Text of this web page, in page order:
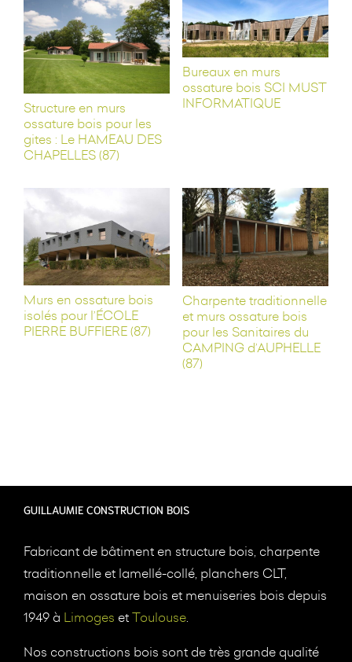
Structure en murs
ossature bois pour les
gites : Le HAMEAU DES
CHAPELLES (87)
Bureaux en murs
ossature bois SCI MUST
INFORMATIQUE
Murs en ossature bois
isolés pour l’ÉCOLE
PIERRE BUFFIERE (87)
Charpente traditionnelle
et murs ossature bois
pour les Sanitaires du
CAMPING d’AUPHELLE
(87)
GUILLAUMIE CONSTRUCTION BOIS
Fabricant de bâtiment en structure bois, charpente
traditionnelle et lamellé-collé, planchers CLT,
maison en ossature bois et menuiseries bois depuis
1949 à Limoges etToulouse.
Nos constructions bois sont de très grande qualité